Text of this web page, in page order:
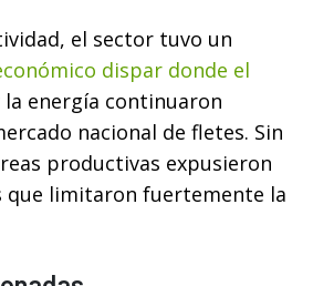
el sector tuvo un
dispar donde el
la energía continuaron
nacional de fletes. Sin
productivas expusieron
que limitaron fuertemente la